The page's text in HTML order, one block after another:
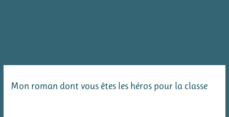
Mon roman dont vous êtes les héros pour la classe